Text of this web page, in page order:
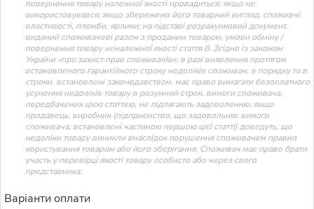
повернення товару належної якості провадиться: якщо не
використовувався; якщо збережено його товарний вигляд, споживчі
властивості, пломби, ярлики; на підставі розрахунковий документ,
виданий споживачеві разом з проданим товаром. умови обміну /
повернення товару неналежної якості стаття 8. Згідно із законом
України «про захист прав споживачів»: в разі виявлення протягом
встановленого гарантійного строку недоліків споживач, в порядку та в
строки, встановлені законодавством, має право вимагати безоплатного
усунення недоліків товару в розумний строк. вимоги споживача,
передбачених цією статтею, не підлягають задоволенню, якщо
продавець, виробник (підприємство, що задовольняє вимоги
споживача, встановлені частиною першою цієї статті) доведуть, що
недоліки товару виникли внаслідок порушення споживачем правил
користування товаром або його зберігання. Споживач має право брати
участь у перевірці якості товару особисто або через свого
представника.
Варіанти оплати